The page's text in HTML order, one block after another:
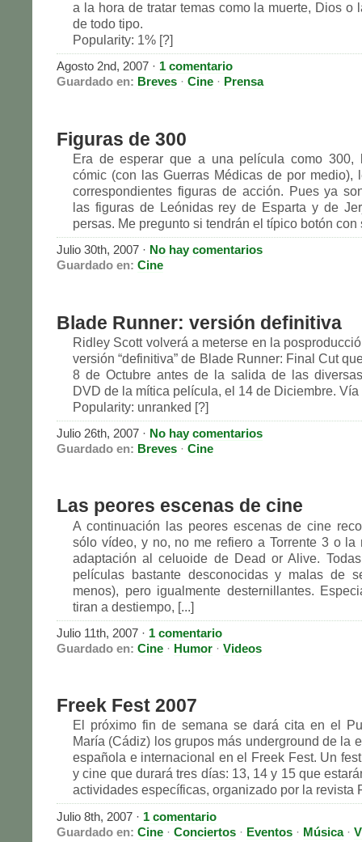
a la hora de tratar temas como la muerte, Dios o
de todo tipo.
Popularity: 1% [?]
Agosto 2nd, 2007 · 1 comentario
Guardado en: Breves · Cine · Prensa
Figuras de 300
Era de esperar que a una película como 300,
cómic (con las Guerras Médicas de por medio),
correspondientes figuras de acción. Pues ya
las figuras de Leónidas rey de Esparta y de
persas. Me pregunto si tendrán el típico botón con
Julio 30th, 2007 · No hay comentarios
Guardado en: Cine
Blade Runner: versión definitiva
Ridley Scott volverá a meterse en la
versión “definitiva” de Blade Runner: Final Cut
8 de Octubre antes de la salida de las
DVD de la mítica película, el 14 de Diciembre.
Popularity: unranked [?]
Julio 26th, 2007 · No hay comentarios
Guardado en: Breves · Cine
Las peores escenas de cine
A continuación las peores escenas de cine
sólo vídeo, y no, no me refiero a Torrente 3 o la
adaptación al celuoide de Dead or Alive.
películas bastante desconocidas y malas de
menos), pero igualmente desternillantes.
tiran a destiempo, [...]
Julio 11th, 2007 · 1 comentario
Guardado en: Cine · Humor · Videos
Freek Fest 2007
El próximo fin de semana se dará cita en el
María (Cádiz) los grupos más underground de la
española e internacional en el Freek Fest. Un
y cine que durará tres días: 13, 14 y 15 que
actividades específicas, organizado por la revista
Julio 8th, 2007 · 1 comentario
Guardado en: Cine · Conciertos · Eventos · Música·